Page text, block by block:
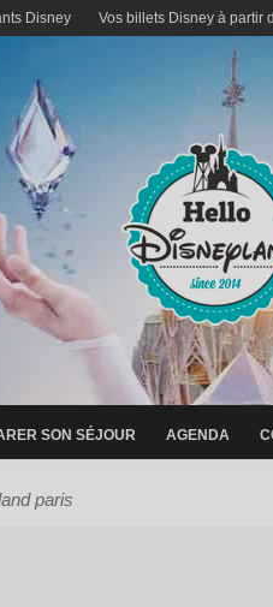
Disney Vos billets Disney à partir
SON SÉJOUR AGENDA
paris